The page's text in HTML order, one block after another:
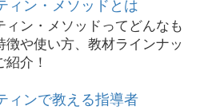
ィン・メソッドってどんなも
徴や使い方、教材ラインナッ
紹介！
ィンで教える指導者